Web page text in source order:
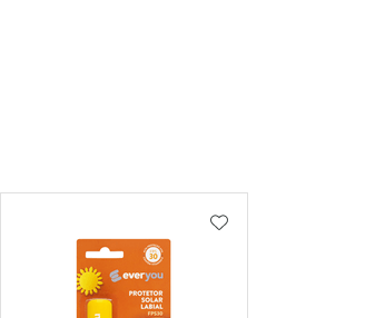
AOS FAVORITOSADICIONAR AOS